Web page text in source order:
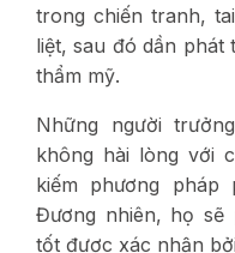
trong chiến tranh,
liệt, sau đó dần phát
thẩm mỹ.
Những người
không hài lòng với
kiếm phương pháp
Đương nhiên, họ sẽ
tốt được xác nhận